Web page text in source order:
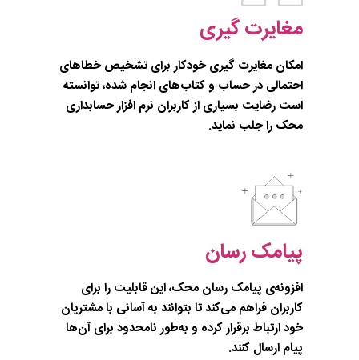
مغایرت گیری
امکان مغایرت گیری خودکار برای تشخیص خطاهای
احتمالی در حساب و کتاب‌های انجام شده، توانسته
است رضایت بسیاری از کاربران نرم افزار حسابداری
محک را جلب نماید.
پیامک رسان
افزونه‌ی پیامک رسان محک، این قابلیت را برای
کاربران فراهم می‌کند تا بتوانند به آسانی با مشتریان
خود ارتباط برقرار کرده و به‌طور نامحدود برای آن‌ها
پیام ارسال کنند.